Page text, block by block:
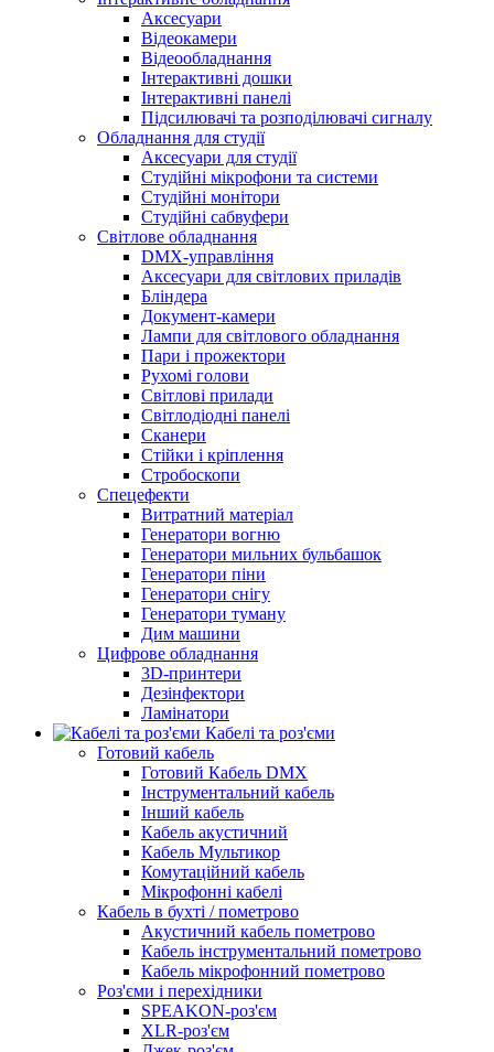
Аксесуари
Відеокамери
Відеообладнання
Інтерактивні дошки
Інтерактивні панелі
Підсилювачі та розподілювачі сигналу
Обладнання для студії
Аксесуари для студії
Студійні мікрофони та системи
Студійні монітори
Студійні сабвуфери
Світлове обладнання
DMX-управління
Аксесуари для світлових приладів
Бліндера
Документ-камери
Лампи для світлового обладнання
Пари і прожектори
Рухомі голови
Світлові прилади
Світлодіодні панелі
Сканери
Стійки і кріплення
Стробоскопи
Спецефекти
Витратний матеріал
Генератори вогню
Генератори мильних бульбашок
Генератори піни
Генератори снігу
Генератори туману
Дим машини
Цифрове обладнання
3D-принтери
Дезінфектори
Ламінатори
Кабелі та роз'єми
Готовий кабель
Готовий Кабель DMX
Інструментальний кабель
Інший кабель
Кабель акустичний
Кабель Мультикор
Комутаційний кабель
Мікрофонні кабелі
Кабель в бухті / пометрово
Акустичний кабель пометрово
Кабель інструментальний пометрово
Кабель мікрофонний пометрово
Роз'єми і перехідники
SPEAKON-роз'єм
XLR-роз'єм